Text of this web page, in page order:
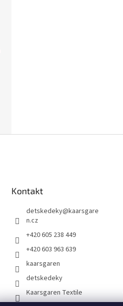
Kontakt
detskedeky@kaarsgare
n.cz
+420 605 238 449
+420 603 963 639
kaarsgaren
detskedeky
Kaarsgaren Textile